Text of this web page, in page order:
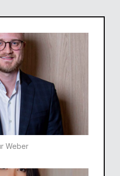
Weber